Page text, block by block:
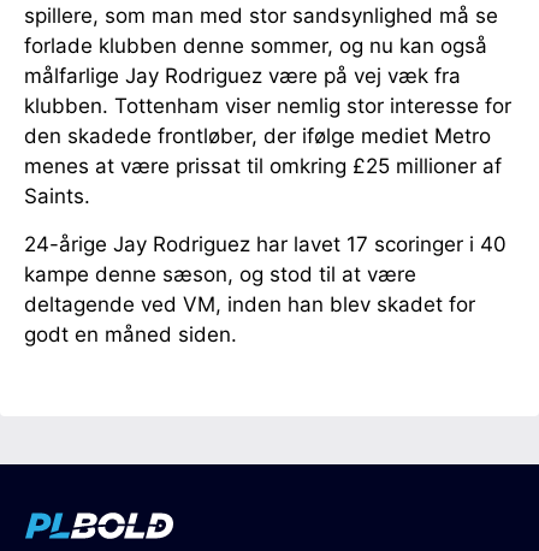
spillere, som man med stor sandsynlighed må se
forlade klubben denne sommer, og nu kan også
målfarlige Jay Rodriguez være på vej væk fra
klubben. Tottenham viser nemlig stor interesse for
den skadede frontløber, der ifølge mediet Metro
menes at være prissat til omkring £25 millioner af
Saints.
24-årige Jay Rodriguez har lavet 17 scoringer i 40
kampe denne sæson, og stod til at være
deltagende ved VM, inden han blev skadet for
godt en måned siden.